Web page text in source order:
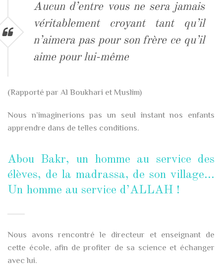
Aucun d’entre vous ne sera jamais
véritablement croyant tant qu’il
n’aimera pas pour son frère ce qu’il
aime pour lui-même
(Rapporté par Al Boukhari et Muslim)
Nous n’imaginerions pas un seul instant nos enfants
apprendre dans de telles conditions.
Abou Bakr, un homme au service des
élèves, de la madrassa, de son village…
Un homme au service d’ALLAH !
Nous avons rencontré le directeur et enseignant de
cette école, afin de profiter de sa science et échanger
avec lui.